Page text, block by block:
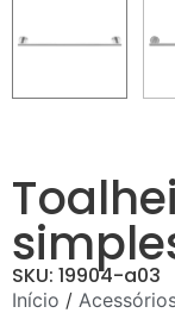
SKU: 19904-a03
Início /